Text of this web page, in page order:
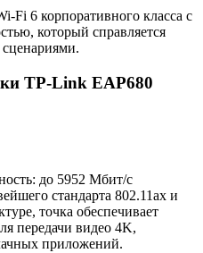
Fi 6 корпоративного класса с
который справляется
TP-Link EAP680
до 5952 Мбит/с
стандарта 802.11ax и
точка обеспечивает
передачи видео 4K,
приложений.